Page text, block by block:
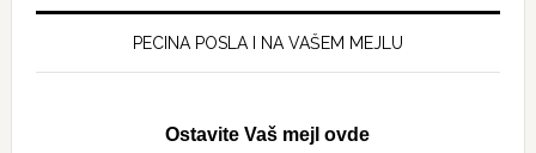
PECINA POSLA I NA VAŠEM MEJLU
Ostavite Vaš mejl ovde